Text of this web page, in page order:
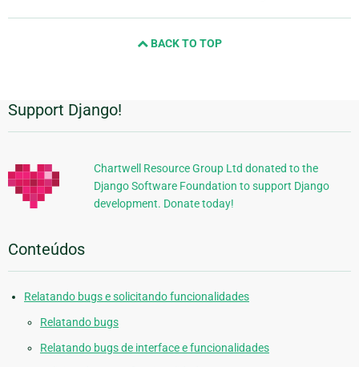
BACK TO TOP
Informações
Adicionais
Support Django!
Chartwell Resource Group Ltd donated to the
Django Software Foundation to support Django
development. Donate today!
Conteúdos
Relatando bugs e solicitando funcionalidades
Relatando bugs
Relatando bugs de interface e funcionalidades